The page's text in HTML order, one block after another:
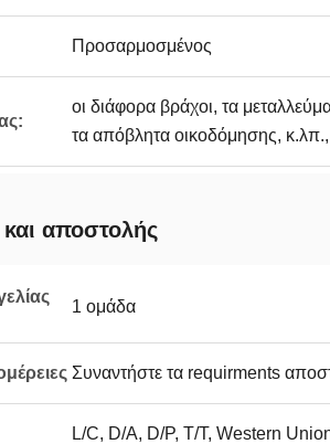
Προσαρμοσμένος
οι διάφορα βράχοι, τα
τα απόβλητα οικοδόμησης,
αποστολής
1 ομάδα
Συναντήστε τα requirments
L/C, D/A, D/P, T/T, Western